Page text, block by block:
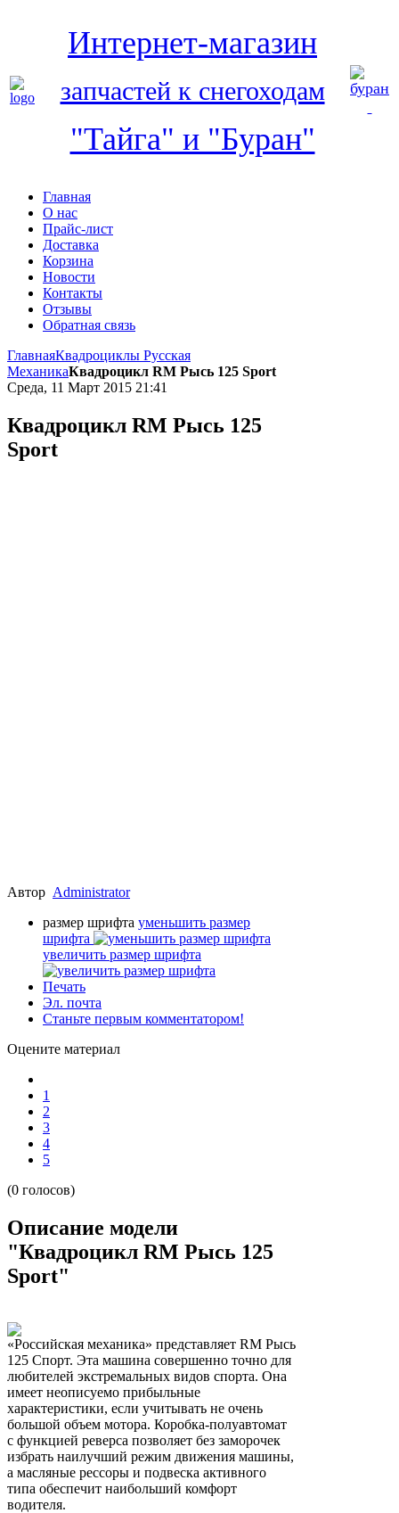
Интернет-магазин
запчастей к снегоходам
"Тайга" и "Буран"
Главная
О нас
Прайс-лист
Доставка
Корзина
Новости
Контакты
Отзывы
Обратная связь
ГлавнаяКвадроциклы Русская
МеханикаКвадроцикл RM Рысь 125 Sport
Среда, 11 Март 2015 21:41
Квадроцикл RM Рысь 125
Sport
Автор Administrator
размер шрифта уменьшить размер
шрифта
увеличить размер шрифта
Печать
Эл. почта
Станьте первым комментатором!
Оцените материал
1
2
3
4
5
(0 голосов)
Описание модели
"Квадроцикл RM Рысь 125
Sport"
«Российская механика» представляет RM Рысь
125 Спорт. Эта машина совершенно точно для
любителей экстремальных видов спорта. Она
имеет неописуемо прибыльные
характеристики, если учитывать не очень
большой объем мотора. Коробка-полуавтомат
с функцией реверса позволяет без заморочек
избрать наилучший режим движения машины,
а масляные рессоры и подвеска активного
типа обеспечит наибольший комфорт
водителя.